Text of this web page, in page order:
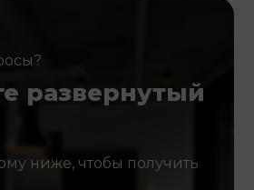
развернутый
ниже, чтобы получить